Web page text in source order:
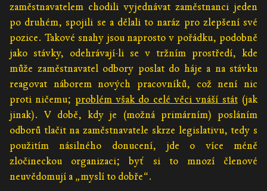
zaměstnavatelem chodili vyjednávat zaměstnanci jeden
po druhém, spojili se a dělali to naráz pro zlepšení své
pozice. Takové snahy jsou naprosto v pořádku, podobně
jako stávky, odehrávají-li se v tržním prostředí, kde
může zaměstnavatel odbory poslat do háje a na stávku
reagovat náborem nových pracovníků, což není nic
proti ničemu; problém však do celé věci vnáší stát(jak
jinak). V době, kdy je (možná primárním) posláním
odborů tlačit na zaměstnavatele skrze legislativu, tedy s
použitím násilného donucení, jde o více méně
zločineckou organizaci; byť si to mnozí členové
neuvědomují a „myslí to dobře“.